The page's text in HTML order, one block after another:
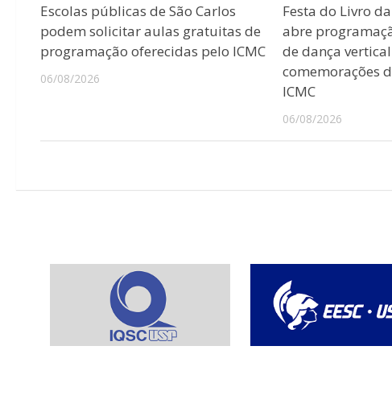
Escolas públicas de São Carlos
podem solicitar aulas gratuitas de
programação oferecidas pelo ICMC
06/08/2026
Festa do Livro
abre
de dança
comemorações
ICMC
06/08/2026